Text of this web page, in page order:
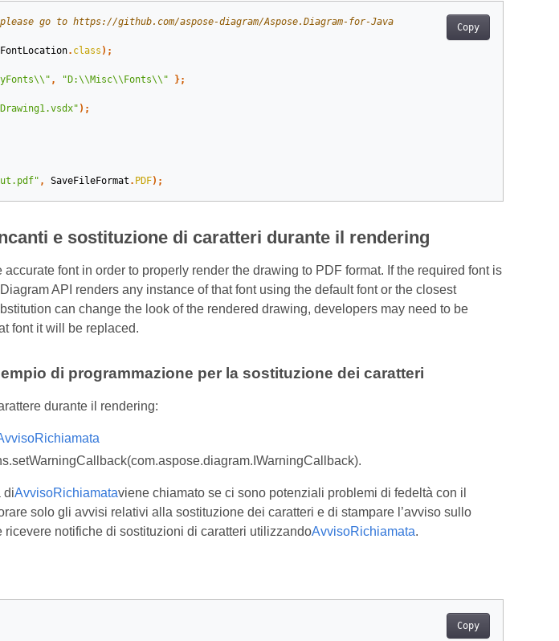
Copy
go to https://github.com/aspose-diagram/Aspose.Diagram-for-Java
. class );
, "D:\\Misc\\Fonts\\"
};
);
, SaveFileFormat . PDF);
e sostituzione di caratteri durante il rendering
font in order to properly render the drawing to PDF format. If the required font is
API renders any instance of that font using the default font or the closest
can change the look of the rendered drawing, developers may need to be
font it will be replaced.
di programmazione per la sostituzione dei caratteri
durante il rendering:
diAvvisoRichiamataviene chiamato se ci sono potenziali problemi di fedeltà con il
solo gli avvisi relativi alla sostituzione dei caratteri e di stampare l’avviso sullo
ricevere notifiche di sostituzioni di caratteri utilizzandoAvvisoRichiamata.
Copy